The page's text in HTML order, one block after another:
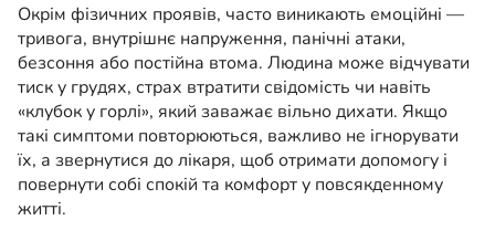
Окрім фізичних проявів, часто виникають емоційні —
тривога, внутрішнє напруження, панічні атаки,
безсоння або постійна втома. Людина може відчувати
тиск у грудях, страх втратити свідомість чи навіть
«клубок у горлі», який заважає вільно дихати. Якщо
такі симптоми повторюються, важливо не ігнорувати
їх, а звернутися до лікаря, щоб отримати допомогу і
повернути собі спокій та комфорт у повсякденному
житті.